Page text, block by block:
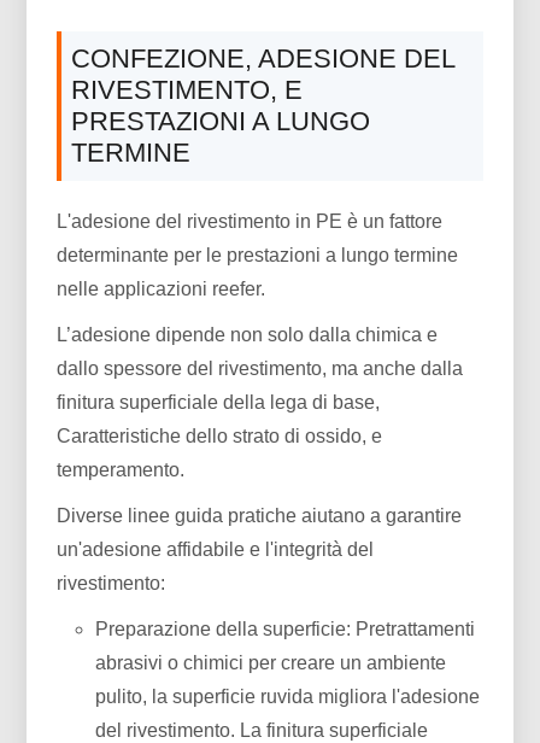
CONFEZIONE, ADESIONE DEL
RIVESTIMENTO, E
PRESTAZIONI A LUNGO
TERMINE
L'adesione del rivestimento in PE è un fattore
determinante per le prestazioni a lungo termine
nelle applicazioni reefer.
L’adesione dipende non solo dalla chimica e
dallo spessore del rivestimento, ma anche dalla
finitura superficiale della lega di base,
Caratteristiche dello strato di ossido, e
temperamento.
Diverse linee guida pratiche aiutano a garantire
un'adesione affidabile e l'integrità del
rivestimento:
Preparazione della superficie: Pretrattamenti
abrasivi o chimici per creare un ambiente
pulito, la superficie ruvida migliora l'adesione
del rivestimento. La finitura superficiale